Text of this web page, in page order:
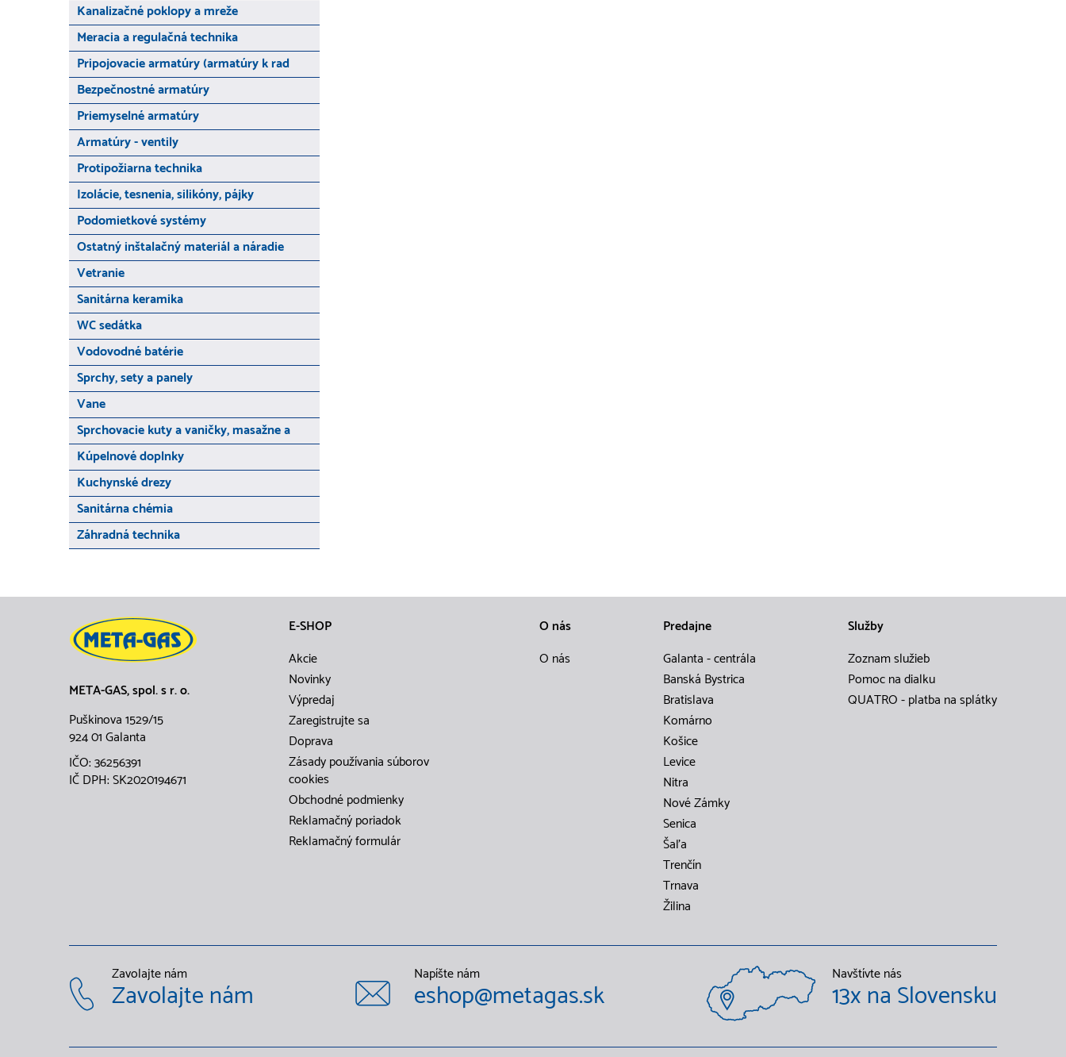
Kanalizačné poklopy a mreže
Meracia a regulačná technika
Pripojovacie armatúry (armatúry k rad
Bezpečnostné armatúry
Priemyselné armatúry
Armatúry - ventily
Protipožiarna technika
Izolácie, tesnenia, silikóny, pájky
Podomietkové systémy
Ostatný inštalačný materiál a náradie
Vetranie
Sanitárna keramika
WC sedátka
Vodovodné batérie
Sprchy, sety a panely
Vane
Sprchovacie kuty a vaničky, masažne a
Kúpelnové doplnky
Kuchynské drezy
Sanitárna chémia
Záhradná technika
META-GAS, spol. s r. o.
Puškinova 1529/15
924 01 Galanta
IČO: 36256391
IČ DPH: SK2020194671
E-SHOP
Akcie
Novinky
Výpredaj
Zaregistrujte sa
Doprava
Zásady používania súborov
cookies
Obchodné podmienky
Reklamačný poriadok
Reklamačný formulár
O nás
O nás
Predajne
Galanta - centrála
Banská Bystrica
Bratislava
Komárno
Košice
Levice
Nitra
Nové Zámky
Senica
Šaľa
Trenčín
Trnava
Žilina
Služby
Zoznam služieb
Pomoc na dialku
QUATRO - platba na splátky
Zavolajte nám
Zavolajte nám
Napíšte nám
eshop@metagas.sk
Navštívte nás
13x na Slovensku